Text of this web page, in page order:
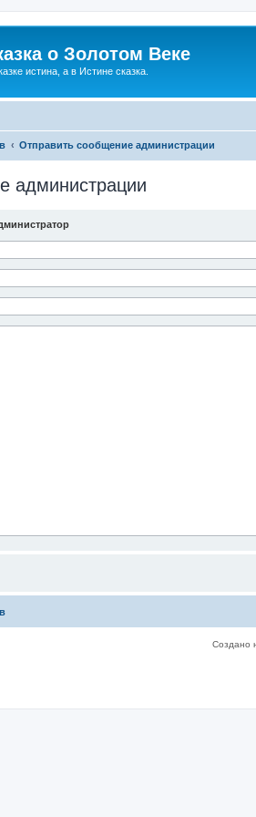
о Золотом Веке
истина, а в Истине сказка.
Отправить сообщение администрации
администрации
Создано